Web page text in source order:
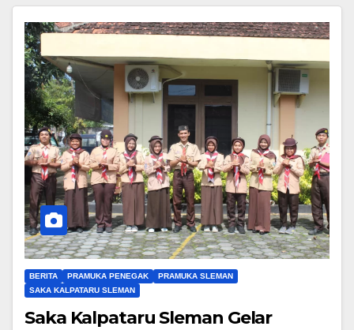
BERITA PRAMUKA PENEGAK
PRAMUKA SLEMAN
SAKA KALPATARU SLEMAN
Saka Kalpataru Sleman Gelar